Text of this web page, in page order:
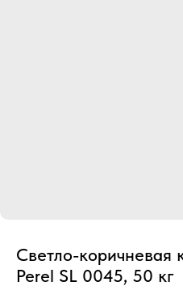
Светло-коричневая
Perel SL 0045, 50 кг